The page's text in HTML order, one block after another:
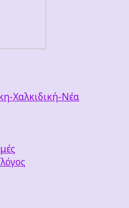
Χαλκιδική-Νέα